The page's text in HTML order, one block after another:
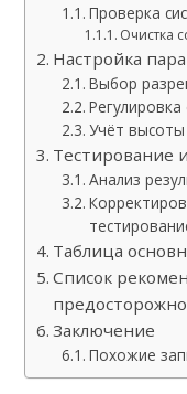
Проверка
Очистка
Настройка
Выбор
Учёт
Тестирование
Анализ
Таблица
Список
Заключение
Похожие